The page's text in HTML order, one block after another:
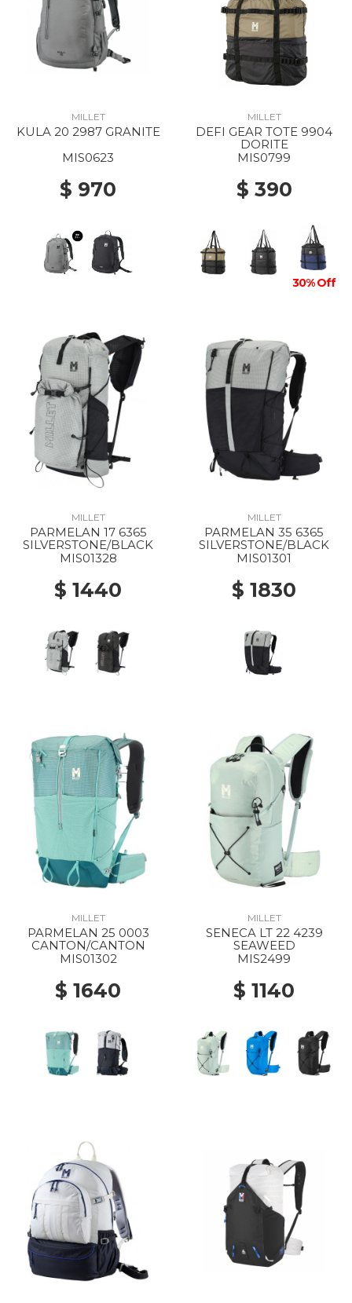
MILLET
KULA 20 2987 GRANITE
MIS0623
$ 970
MILLET
DEFI GEAR TOTE 9904
DORITE
MIS0799
$ 390
30% Off
MILLET
PARMELAN 17 6365
SILVERSTONE/BLACK
MIS01328
$ 1440
MILLET
PARMELAN 35 6365
SILVERSTONE/BLACK
MIS01301
$ 1830
MILLET
PARMELAN 25 0003
CANTON/CANTON
MIS01302
$ 1640
MILLET
SENECA LT 22 4239
SEAWEED
MIS2499
$ 1140